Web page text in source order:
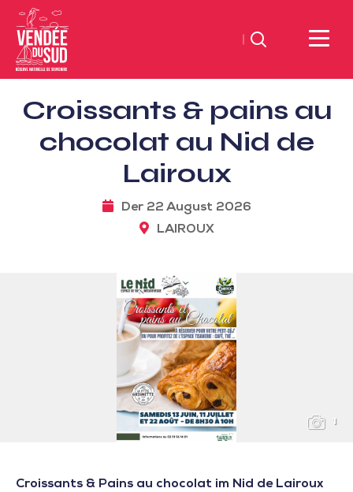
Sud
Vendée
TourismusSüd
Suchen
Croissants & pains au
chocolat au Nid de
Lairoux
Der 22 August 2026
LAIROUX
1
Croissants & Pains au chocolat im Nid de Lairoux